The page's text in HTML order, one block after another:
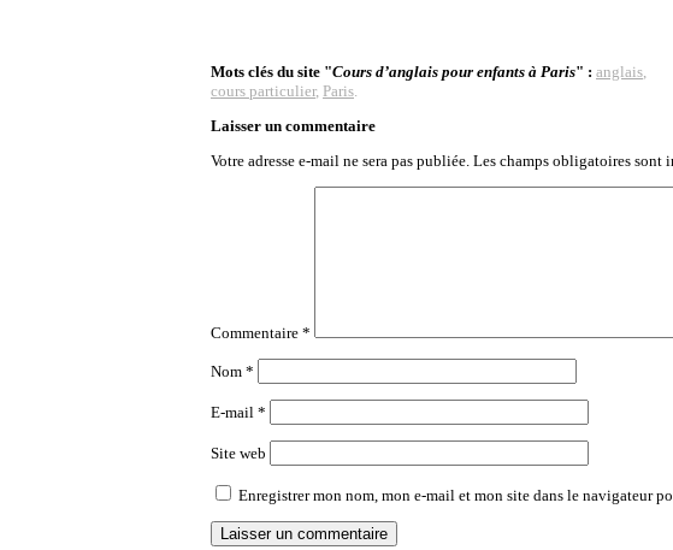
Mots clés du site "Cours d’anglais pour enfants à Paris" : anglais,
cours particulier, Paris.
Laisser un commentaire
Votre adresse e-mail ne sera pas publiée. Les champs obligatoires sont
Commentaire *
Nom *
E-mail *
Site web
Enregistrer mon nom, mon e-mail et mon site dans le navigateur